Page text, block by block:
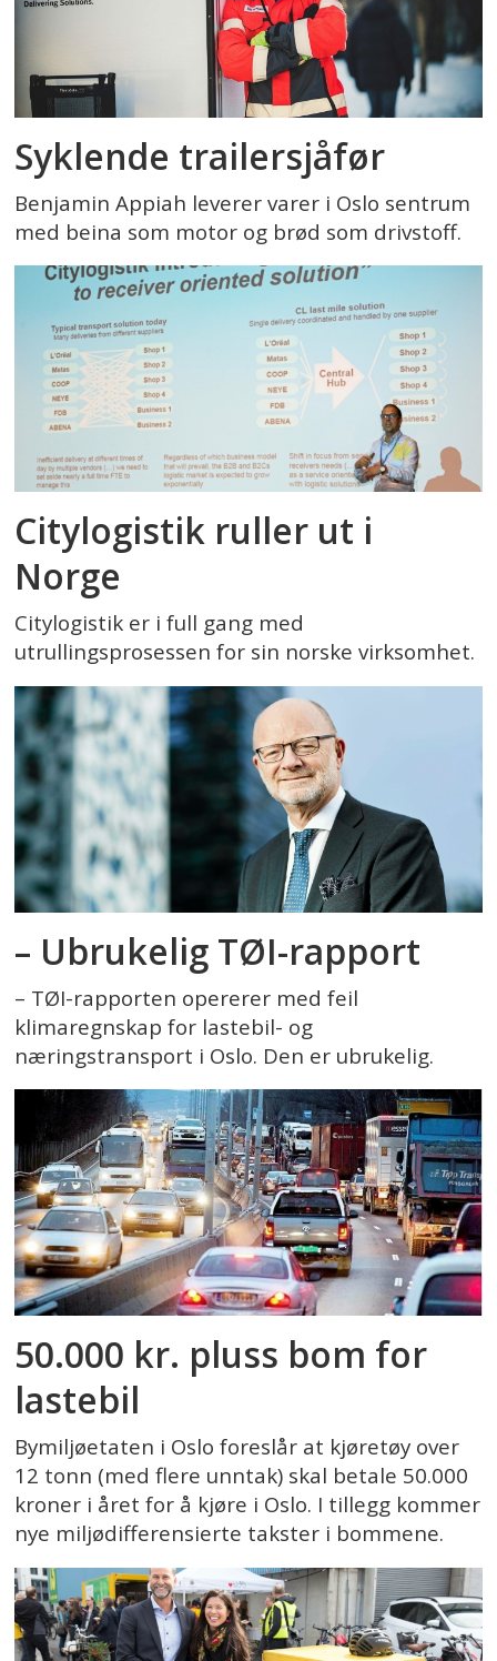
Syklende trailersjåfør
Benjamin Appiah leverer varer i Oslo sentrum
med beina som motor og brød som drivstoff.
Citylogistik ruller ut i
Norge
Citylogistik er i full gang med
utrullingsprosessen for sin norske virksomhet.
– Ubrukelig TØI-rapport
– TØI-rapporten opererer med feil
klimaregnskap for lastebil- og
næringstransport i Oslo. Den er ubrukelig.
50.000 kr. pluss bom for
lastebil
Bymiljøetaten i Oslo foreslår at kjøretøy over
12 tonn (med flere unntak) skal betale 50.000
kroner i året for å kjøre i Oslo. I tillegg kommer
nye miljødifferensierte takster i bommene.